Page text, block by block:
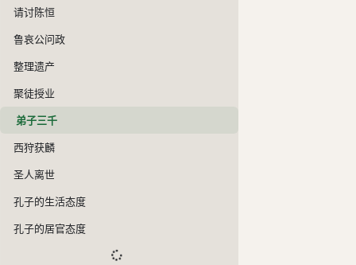
请讨陈恒
鲁哀公问政
整理遗产
聚徒授业
弟子三千
西狩获麟
圣人离世
孔子的生活态度
孔子的居官态度